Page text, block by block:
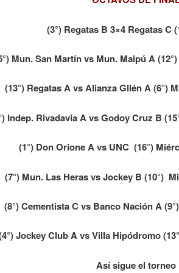
(3°) Regatas B 3×4 Regatas C
Mun. San Martín vs Mun. Maipú A
(13°) Regatas A vs Alianza Gllén A (6°)
Indep. Rivadavia A vs Godoy Cruz B
(1°) Don Orione A vs UNC (16°)
(7°) Mun. Las Heras vs Jockey B (10°)
(8°) Cementista C vs Banco Nación A
Jockey Club A vs Villa Hipódromo
Así sigue el torneo